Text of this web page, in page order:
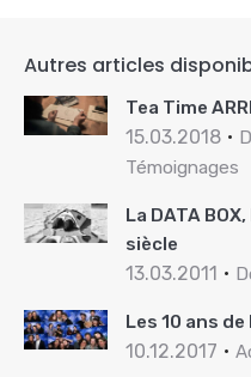
Autres articles
Tea Time
15.03.2018
Témoignages
La DATA
siècle
13.03.2011
Les 10 ans de
10.12.2017